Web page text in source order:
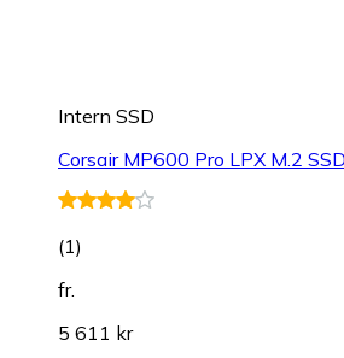
Intern SSD
Corsair MP600 Pro LPX M.2
(1)
fr.
5 611 kr